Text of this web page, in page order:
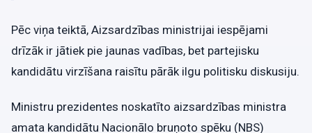
Pēc viņa teiktā, Aizsardzības ministrijai iespējami
drīzāk ir jātiek pie jaunas vadības, bet partejisku
kandidātu virzīšana raisītu pārāk ilgu politisku diskusiju.
Ministru prezidentes noskatīto aizsardzības ministra
amata kandidātu Nacionālo bruņoto spēku (NBS)